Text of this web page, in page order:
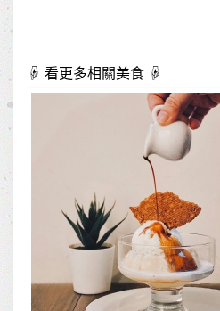
☟ 看更多相關美食 ☟